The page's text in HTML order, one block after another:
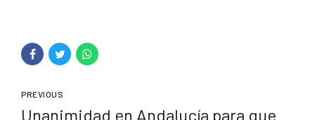
PREVIOUS
Unanimidad en Andalucía para que